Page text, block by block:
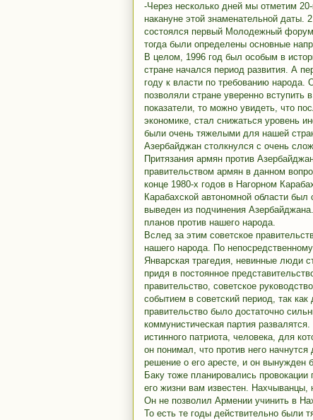
-Через несколько дней мы отметим
накануне этой знаменательной даты.
состоялся первый Молодежный
тогда были определены основные
В целом, 1996 год был особым в
стране начался период развития. А
году к власти по требованию
позволяли стране уверенно вступить
показатели, то можно увидеть, что
экономике, стал снижаться уровень
были очень тяжелыми для нашей
Азербайджан столкнулся с очень
Притязания армян против
правительством армян в данном
конце 1980-х годов в Нагорном
Карабахской автономной области
выведен из подчинения
планов против нашего народа.
Вслед за этим советское
нашего народа. По
Январская трагедия, невинные люди
придя в постоянное
правительство, советское
событием в советский период, так
правительство было достаточно
коммунистическая партия
истинного патриота, человека, для
он понимал, что против него
решение о его аресте, и он
Баку тоже планировались
его жизни вам известен.
Он не позволил Армении учинить в
То есть те годы действительно